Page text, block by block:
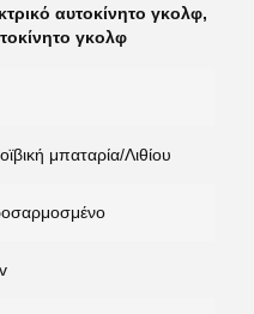
αυτοκίνητο γκολφ,
γκολφ
μπαταρία/Λιθίου